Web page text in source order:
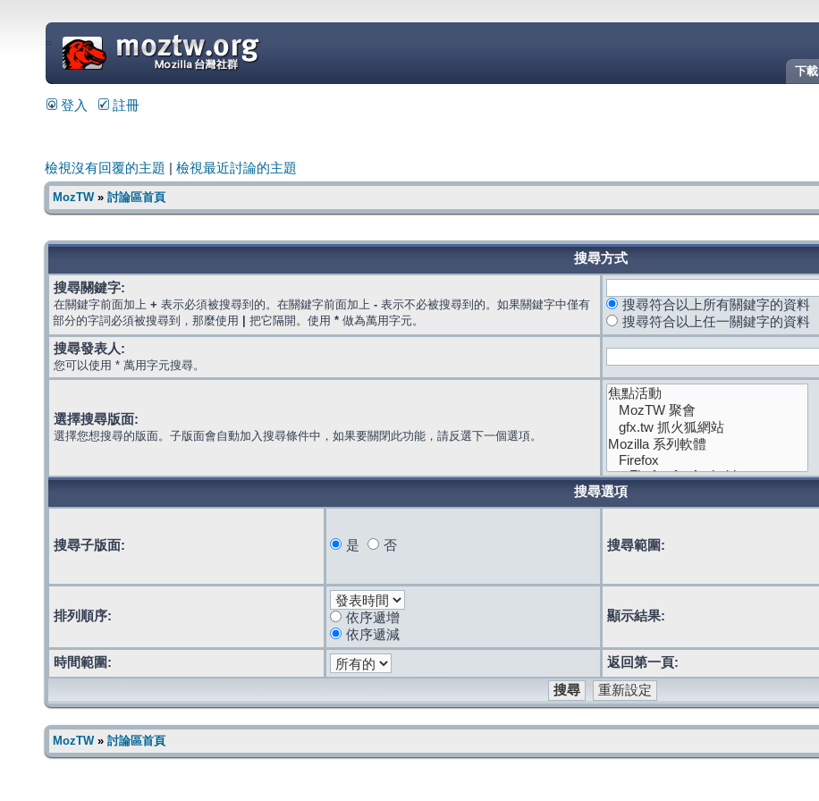
下載
=
登入 註冊
檢視沒有回覆的主題 檢視最近討論的主題
MozTW» 討論區首頁
搜尋方式
搜尋關鍵字:
在關鍵字前面加上 + 表示必須被搜尋到的。在關鍵字前面加上 - 表示不必被搜尋到的。如果關鍵字中僅有
部分的字詞必須被搜尋到，那麼使用
把它隔開。使用 * 做為萬用字元。
搜尋符合以上所有關鍵字的資料
搜尋符合以上任一關鍵字的資料
搜尋發表人:
您可以使用 * 萬用字元搜尋。
選擇搜尋版面:
選擇您想搜尋的版面。子版面會自動加入搜尋條件中，如果要關閉此功能，請反選下一個選項。
搜尋選項
搜尋子版面: 是 否 搜尋範圍:
排列順序:
依序遞增
依序遞減
顯示結果:
時間範圍: 返回第一頁:
MozTW» 討論區首頁